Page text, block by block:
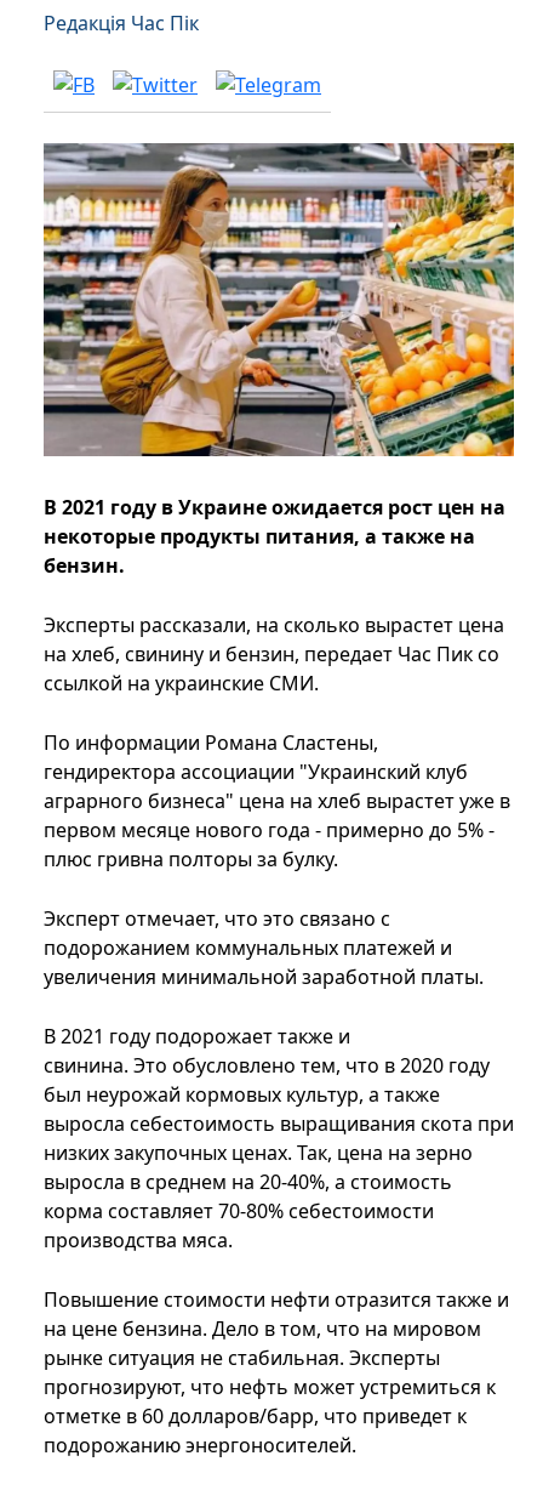
Редакція Час Пік
В 2021 году в Украине ожидается рост цен на
некоторые продукты питания, а также на
бензин.
Эксперты рассказали, на сколько вырастет цена
на хлеб, свинину и бензин, передает Час Пик со
ссылкой на украинские СМИ.
По информации Романа Сластены,
гендиректора ассоциации "Украинский клуб
аграрного бизнеса" цена на хлеб вырастет уже в
первом месяце нового года - примерно до 5% -
плюс гривна полторы за булку.
Эксперт отмечает, что это связано с
подорожанием коммунальных платежей и
увеличения минимальной заработной платы.
В 2021 году подорожает также и
свинина. Это обусловлено тем, что в 2020 году
был неурожай кормовых культур, а также
выросла себестоимость выращивания скота при
низких закупочных ценах. Так, цена на зерно
выросла в среднем на 20-40%, а стоимость
корма составляет 70-80% себестоимости
производства мяса.
Повышение стоимости нефти отразится также и
на цене бензина. Дело в том, что на мировом
рынке ситуация не стабильная. Эксперты
прогнозируют, что нефть может устремиться к
отметке в 60 долларов/барр, что приведет к
подорожанию энергоносителей.